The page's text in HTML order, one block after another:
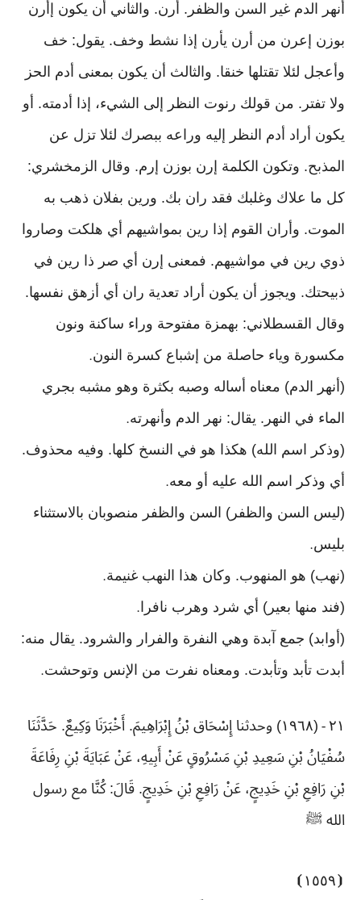
أنهر الدم غير السن والظفر. أرن. والثاني أن يكون إأرن
بوزن إعرن من أرن يأرن إذا نشط وخف. يقول: خف
وأعجل لئلا تقتلها خنقا. والثالث أن يكون بمعنى أدم الحز
ولا تفتر. من قولك رنوت النظر إلى الشيء، إذا أدمته. أو
يكون أراد أدم النظر إليه وراعه ببصرك لئلا تزل عن
المذبح. وتكون الكلمة إرن بوزن إرم. وقال الزمخشري:
كل ما علاك وغلبك فقد ران بك. ورين بفلان ذهب به
الموت. وأران القوم إذا رين بمواشيهم أي هلكت وصاروا
ذوي رين في مواشيهم. فمعنى إرن أي صر ذا رين في
ذبيحتك. ويجوز أن يكون أراد تعدية ران أي أزهق نفسها.
وقال القسطلاني: بهمزة مفتوحة وراء ساكنة ونون
مكسورة وياء حاصلة من إشباع كسرة النون.
(أنهر الدم) معناه أساله وصبه بكثرة وهو مشبه بجري
الماء في النهر. يقال: نهر الدم وأنهرته.
(وذكر اسم الله) هكذا هو في النسخ كلها. وفيه محذوف.
أي وذكر اسم الله عليه أو معه.
(ليس السن والظفر) السن والظفر منصوبان بالاستثناء
بليس.
(نهب) هو المنهوب. وكان هذا النهب غنيمة.
(فند منها بعير) أي شرد وهرب نافرا .
(أوابد) جمع آبدة وهي النفرة والفرار والشرود. يقال منه:
أبدت تأبد وتأبدت. ومعناه نفرت من الإنس وتوحشت.
٢١ -
(١٩٦٨) وحدثنا إِسْحَاق بْنُ إِبْرَاهِيمَ. أَخْبَرَنَا وَكِيعٌ. حَدَّثَنَا
سُفْيَانُ بْنِ سَعِيدِ بْنِ مَسْرُوقٍ عَنْ أَبِيهِ، عَنْ عَبَايَةَ بْنِ رِفَاعَةَ
بْنِ رَافِعِ بْنِ خَدِيجٍ، عَنْ رَافِعِ بْنِ خَدِيجٍ. قَالَ: كُنَّا مع رسول
الله ﷺ
⦗١٥٥٩ ⦘